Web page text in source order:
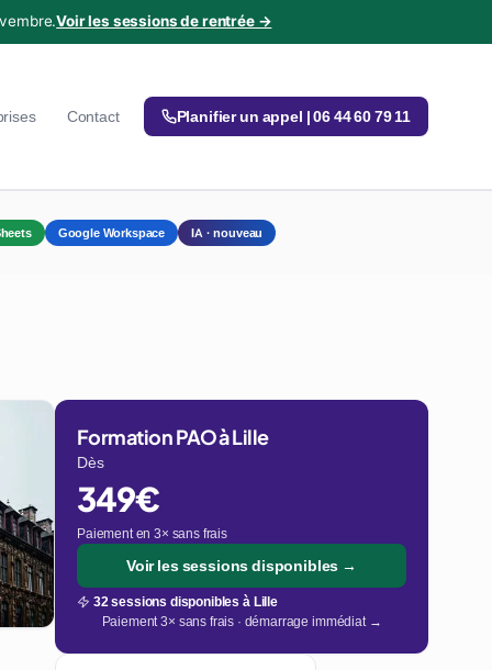
Voir les sessions de rentrée →
Contact Planifier un appel | 06 44 60 79 11
Google Workspace IA · nouveau
Formation PAO à Lille
Dès
349€
Paiement en 3× sans frais
Voir les sessions disponibles →
32 sessions disponibles à Lille
Paiement 3× sans frais · démarrage immédiat →